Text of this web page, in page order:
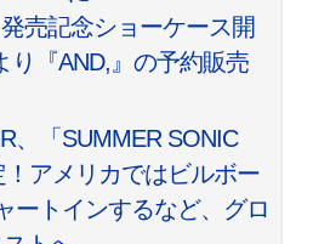
売記念ショーケース開
り『AND,』の予約販売
、「SUMMER SONIC
アメリカではビルボー
ートインするなど、グロ